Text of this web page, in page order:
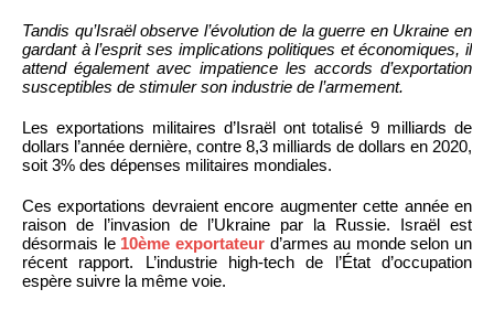
Tandis qu’Israël observe l’évolution de la guerre en Ukraine en
gardant à l’esprit ses implications politiques et économiques, il
attend également avec impatience les accords d’exportation
susceptibles de stimuler son industrie de l’armement.
Les exportations militaires d’Israël ont totalisé 9 milliards de
dollars l’année dernière, contre 8,3 milliards de dollars en 2020,
soit 3% des dépenses militaires mondiales.
Ces exportations devraient encore augmenter cette année en
raison de l’invasion de l’Ukraine par la Russie. Israël est
désormais le 10ème exportateurd’armes au monde selon un
récent rapport. L’industrie high-tech de l’État d’occupation
espère suivre la même voie.